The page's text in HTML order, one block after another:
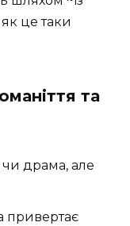
це таки
та
чи драма, але
привертає